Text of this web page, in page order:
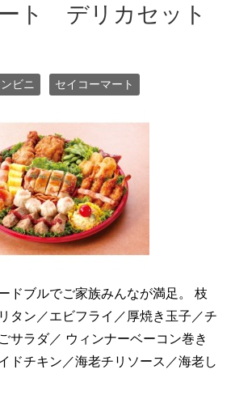
ト デリカセット
ビニ セイコーマート
ドブルでご家族みんなが満足。 枝
タン／エビフライ／厚焼き玉子／チ
サラダ／ ウィンナーベーコン巻き
ドチキン／海老チリソース／海老し